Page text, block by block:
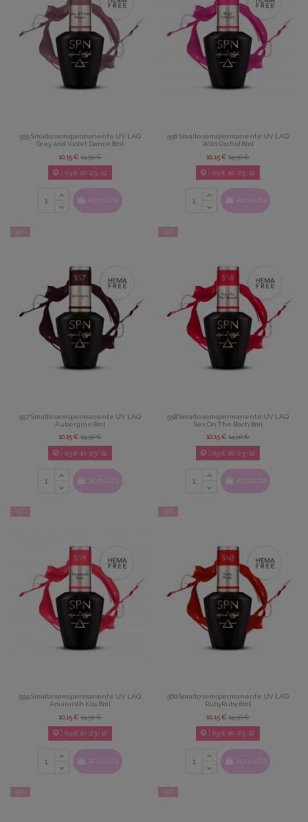
555 Smalto semipermanente UV LAQ
Grey and Violet Dance 8ml
10,15 € 14,50 €
03d. 10:23: 11
Acquista
556 Smalto semipermanente UV LAQ
Wild Orchid 8ml
10,15 € 14,50 €
03d. 10:23: 11
Acquista
-30%
557 Smalto semipermanente UV LAQ
Aubergine 8ml
10,15 € 14,50 €
03d. 10:23: 11
Acquista
-30%
558 Smalto semipermanente UV LAQ
Sex On The Bach 8ml
10,15 € 14,50 €
03d. 10:23: 11
Acquista
-30%
559 Smalto semipermanente UV LAQ
Amaranth Kiss 8ml
10,15 € 14,50 €
03d. 10:23: 11
Acquista
-30%
560 Smalto semipermanente UV LAQ
RubyRuby 8ml
10,15 € 14,50 €
03d. 10:23: 11
Acquista
-30% -30%